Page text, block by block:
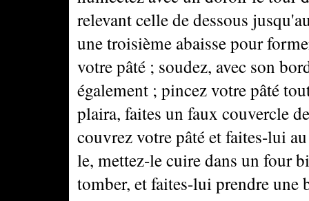
relevant celle de dessous
une troisième abaisse pour
votre pâté ; soudez, avec son
également ; pincez votre pâté
plaira, faites un faux couvercle
couvrez votre pâté et faites-lui
le, mettez-le cuire dans un four
tomber, et faites-lui prendre une